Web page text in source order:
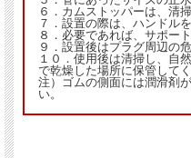
６．カムストッパーは、清
７．設置の際は、ハンドル
８．必要であれば、サポー
９．設置後はプラグ周辺の
１０．使用後は清掃し、自
で乾燥した場所に保管してく
注）ゴムの側面には潤滑剤
い。